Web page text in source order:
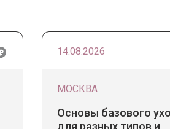
14.08.2026
МОСКВА
Основы базового
для разных типов и